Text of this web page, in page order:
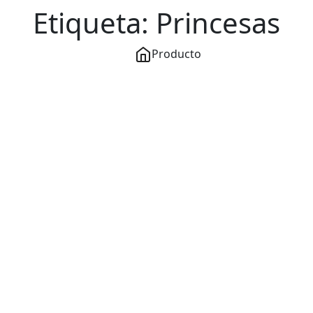
Etiqueta: Princesas
Producto